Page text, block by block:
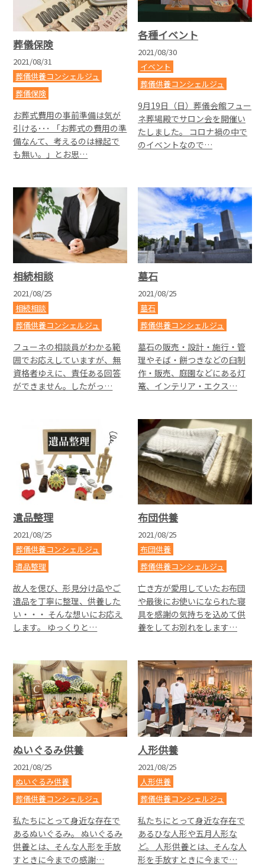
葬儀保険
2021/08/31
葬儀供養コンシェルジュ
葬儀保険
お葬式費用の事前準備は気が
引ける･･･ 「お葬式の費用の準
備なんて、考えるのは縁起で
も無い。」とお思…
各種イベント
2021/08/30
イベント
葬儀供養コンシェルジュ
9月19日（日）葬儀会館フュー
ネ葬場殿でサロン会を開催い
たしました。 コロナ禍の中で
のイベントなので…
相続相談
2021/08/25
相続相談
葬儀供養コンシェルジュ
フューネの相談員がわかる範
囲でお応えしていますが、無
資格者ゆえに、責任ある回答
ができません。したがっ…
墓石
2021/08/25
墓石
葬儀供養コンシェルジュ
墓石の販売・設計・施行・管
理やそば・餅つきなどの臼制
作・販売、庭園などにある灯
篭、インテリア・エクス…
遺品整理
2021/08/25
葬儀供養コンシェルジュ
遺品整理
故人を偲び、形見分け品やご
遺品を丁寧に整理、供養した
い・・・ そんな想いにお応え
します。 ゆっくりと…
布団供養
2021/08/25
布団供養
葬儀供養コンシェルジュ
亡き方が愛用していたお布団
や最後にお使いになられた寝
具を感謝の気持ちを込めて供
養をしてお別れをします…
ぬいぐるみ供養
2021/08/25
ぬいぐるみ供養
葬儀供養コンシェルジュ
私たちにとって身近な存在で
あるぬいぐるみ。 ぬいぐるみ
供養とは、そんな人形を手放
すときに今までの感謝…
人形供養
2021/08/25
人形供養
葬儀供養コンシェルジュ
私たちにとって身近な存在で
あるひな人形や五月人形な
ど。 人形供養とは、そんな人
形を手放すときに今まで…